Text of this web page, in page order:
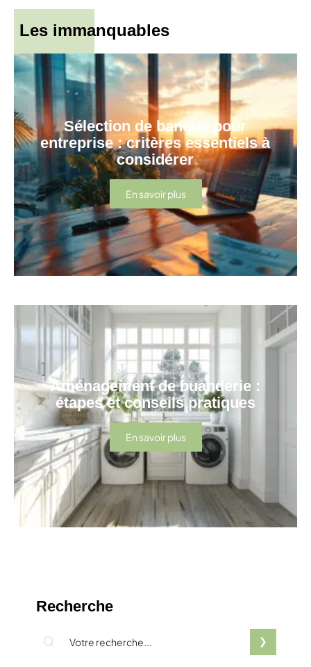
Les immanquables
Sélection de banque pour
entreprise : critères essentiels à
considérer
En savoir plus
Aménagement de buanderie :
étapes et conseils pratiques
En savoir plus
Recherche